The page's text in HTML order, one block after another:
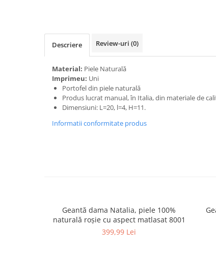
Descriere Review-uri (0)
Material: Piele Naturală
Imprimeu: Uni
Portofel din piele naturală
Produs lucrat manual, în Italia, din materiale de
Dimensiuni: L=20, l=4, H=11.
Informatii conformitate produs
Geantă dama Natalia, piele 100%
naturală roșie cu aspect matlasat 8001
399,99 Lei